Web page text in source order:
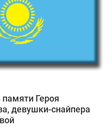
Героя
девушки-снайпера